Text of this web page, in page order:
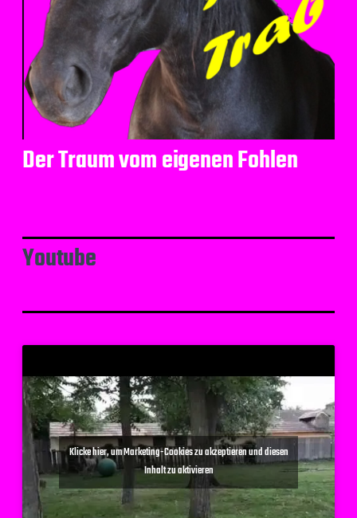
Der Traum vom eigenen Fohlen
Youtube
Klicke hier, um Marketing-Cookies zu akzeptieren und diesen
Inhalt zu aktivieren